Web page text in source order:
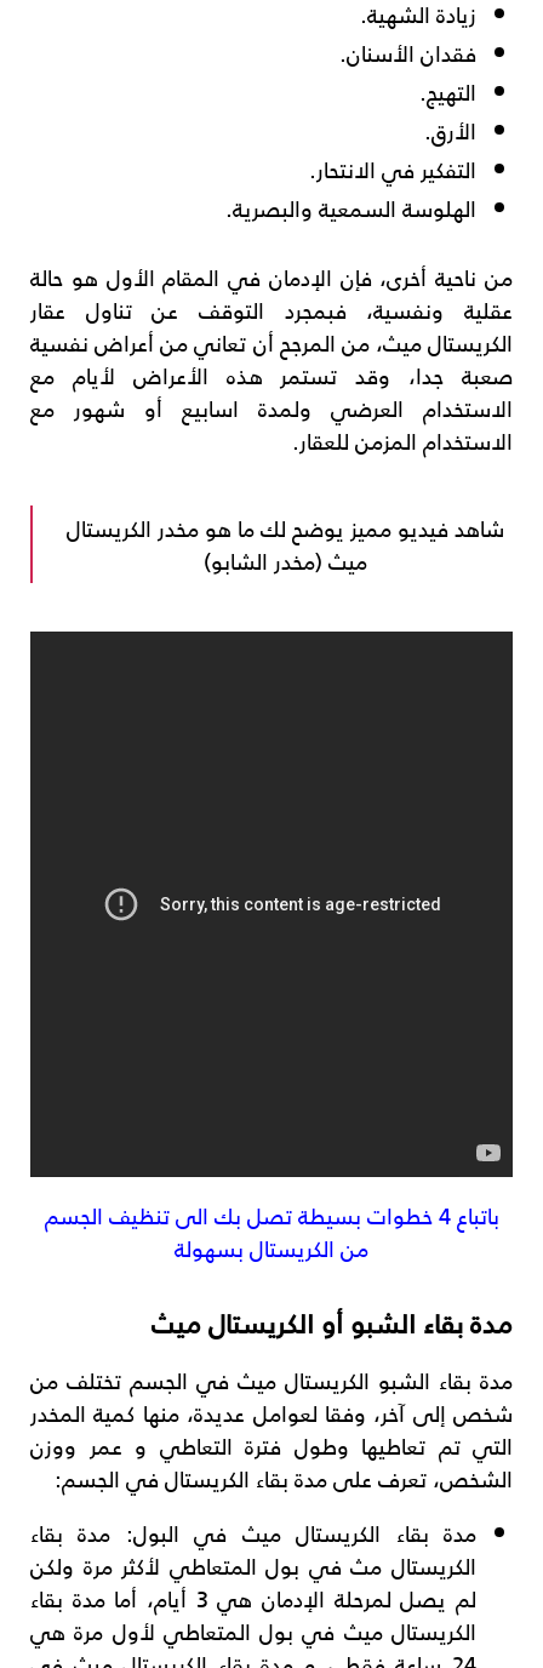
زيادة الشهية.
فقدان الأسنان.
التهيج.
الأرق.
التفكير في الانتحار.
الهلوسة السمعية والبصرية.
من ناحية أخرى، فإن الإدمان في المقام الأول هو حالة
عقلية ونفسية، فبمجرد التوقف عن تناول عقار
الكريستال ميث، من المرجح أن تعاني من أعراض نفسية
صعبة جدا، وقد تستمر هذه الأعراض لأيام مع
الاستخدام العرضي ولمدة اسابيع أو شهور مع
الاستخدام المزمن للعقار.
شاهد فيديو مميز يوضح لك ما هو مخدر الكريستال
ميث (مخدر الشابو)
باتباع 4 خطوات بسيطة تصل بك الى تنظيف الجسم
من الكريستال بسهولة
مدة بقاء الشبو أو الكريستال ميث
مدة بقاء الشبو الكريستال ميث في الجسم تختلف من
شخص إلى آخر، وفقا لعوامل عديدة، منها كمية المخدر
التي تم تعاطيها وطول فترة التعاطي و عمر ووزن
الشخص، تعرف على مدة بقاء الكريستال في الجسم:
مدة بقاء الكريستال ميث في البول: مدة بقاء
الكريستال مث في بول المتعاطي لأكثر مرة ولكن
لم يصل لمرحلة الإدمان هي 3 أيام، أما مدة بقاء
الكريستال ميث في بول المتعاطي لأول مرة هي